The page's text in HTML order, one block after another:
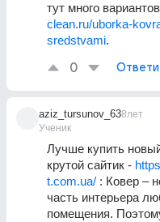
тут много
clean.ru/uborka-
sredstvami.
0
aziz_tursunov_63
Ученик
8лет
Лучше купить
крутой сайтик -
t.com.ua/ : Ковер –
часть интерьера
помещения.